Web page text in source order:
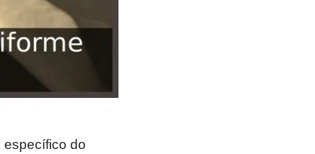
específico do